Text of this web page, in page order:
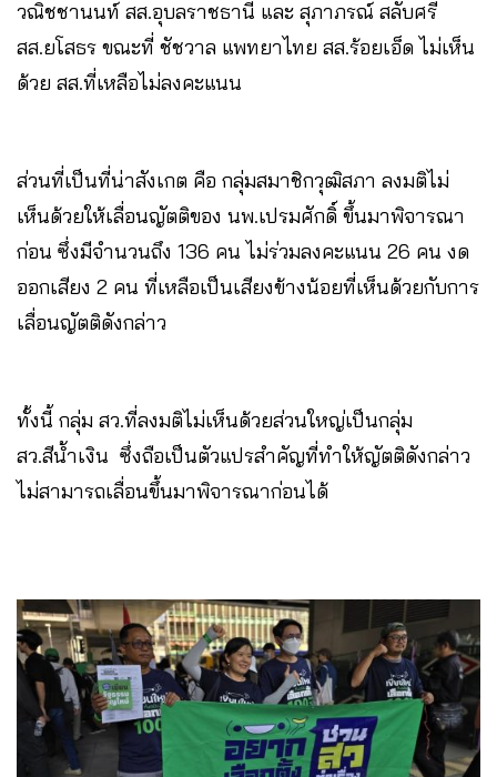
วณิชชานนท์ สส.อุบลราชธานี และ สุภาภรณ์ สลับศรี
สส.ยโสธร ขณะที่ ชัชวาล แพทยาไทย สส.ร้อยเอ็ด ไม่เห็น
ด้วย สส.ที่เหลือไม่ลงคะแนน
ส่วนที่เป็นที่น่าสังเกต คือ กลุ่มสมาชิกวุฒิสภา ลงมติไม่
เห็นด้วยให้เลื่อนญัตติของ นพ.เปรมศักดิ์ ขึ้นมาพิจารณา
ก่อน ซึ่งมีจำนวนถึง 136 คน ไม่ร่วมลงคะแนน 26 คน งด
ออกเสียง 2 คน ที่เหลือเป็นเสียงข้างน้อยที่เห็นด้วยกับการ
เลื่อนญัตติดังกล่าว
ทั้งนี้ กลุ่ม สว.ที่ลงมติไม่เห็นด้วยส่วนใหญ่เป็นกลุ่ม
สว.สีน้ำเงิน ซึ่งถือเป็นตัวแปรสำคัญที่ทำให้ญัตติดังกล่าว
ไม่สามารถเลื่อนขึ้นมาพิจารณาก่อนได้